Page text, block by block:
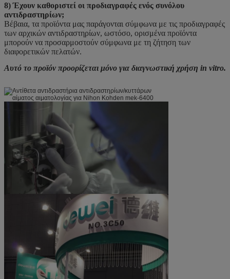
8) Έχουν καθοριστεί οι προδιαγραφές ενός συνόλου
αντιδραστηρίων;
Βέβαια, τα προϊόντα μας παράγονται σύμφωνα με τις προδιαγραφές
των αρχικών αντιδραστηρίων, ωστόσο, ορισμένα προϊόντα
μπορούν να προσαρμοστούν σύμφωνα με τη ζήτηση των
διαφορετικών πελατών.
Αυτό το προϊόν προορίζεται μόνο για διαγνωστική χρήση in vitro.